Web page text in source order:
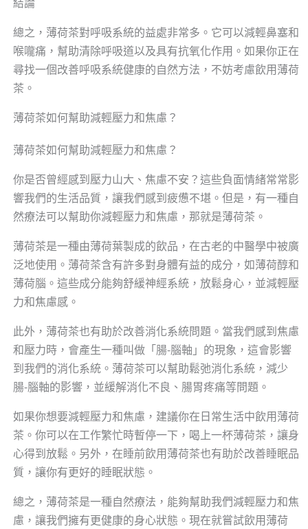
結論
總之，薄荷茶對呼吸系統的益處非常多。它可以減輕鼻塞和
喉嚨痛，幫助清除呼吸道以及具有抗氧化作用。如果你正在
尋找一個改善呼吸系統健康的自然方法，不妨考慮飲用薄荷
茶。
薄荷茶如何幫助減輕壓力和焦慮？
薄荷茶如何幫助減輕壓力和焦慮？
你是否曾經感到壓力山大、焦慮不安？這些負面情緒常常影
響我們的生活品質，讓我們感到疲憊不堪。但是，有一種自
然療法可以幫助你減輕壓力和焦慮，那就是薄荷茶。
薄荷茶是一種由薄荷葉製成的飲品，在古老的中醫學中被廣
泛地使用。薄荷茶含有許多對身體有益的成分，如薄荷醇和
薄荷腦。這些成分能夠舒緩神經系統，放鬆身心，並減輕壓
力和焦慮感。
此外，薄荷茶也有助於改善消化系統問題。當我們感到焦慮
和壓力時，會產生一種叫做「腸-腦軸」的現象，這會影響
到我們的消化系統。薄荷茶可以幫助鬆弛消化系統，減少
腸-腦軸的影響，並緩解消化不良、腸胃疼痛等問題。
如果你想要減輕壓力和焦慮，建議你在日常生活中飲用薄荷
茶。你可以在工作繁忙時暫停一下，喝上一杯薄荷茶，讓身
心得到放鬆。另外，在睡前飲用薄荷茶也有助於改善睡眠品
質，讓你有更好的睡眠狀態。
總之，薄荷茶是一種自然療法，能夠幫助我們減輕壓力和焦
慮，讓我們擁有更健康的身心狀態。現在就嘗試飲用薄荷